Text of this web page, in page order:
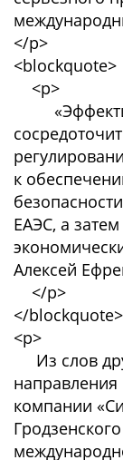
</p>
<blockquote>
<p>
к
ЕАЭС, а
Алексей
</p>
</blockquote>
<p>
Из слов
компании